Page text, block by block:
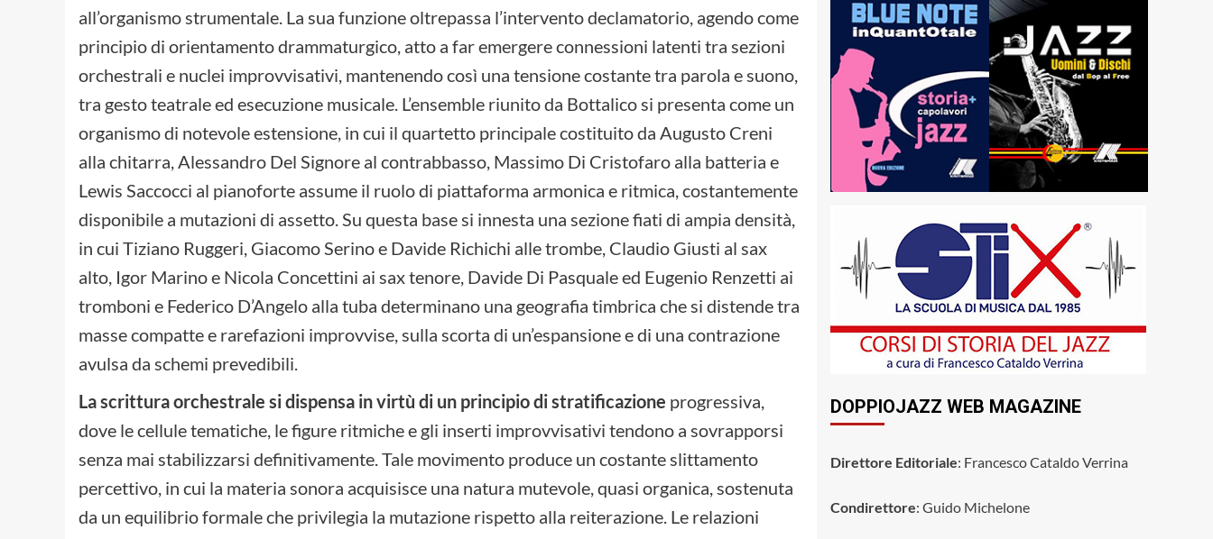
all’organismo strumentale. La sua funzione oltrepassa l’intervento declamatorio, agendo come
principio di orientamento drammaturgico, atto a far emergere connessioni latenti tra sezioni
orchestrali e nuclei improvvisativi, mantenendo così una tensione costante tra parola e suono,
tra gesto teatrale ed esecuzione musicale. L’ensemble riunito da Bottalico si presenta come un
organismo di notevole estensione, in cui il quartetto principale costituito da Augusto Creni
alla chitarra, Alessandro Del Signore al contrabbasso, Massimo Di Cristofaro alla batteria e
Lewis Saccocci al pianoforte assume il ruolo di piattaforma armonica e ritmica, costantemente
disponibile a mutazioni di assetto. Su questa base si innesta una sezione fiati di ampia densità,
in cui Tiziano Ruggeri, Giacomo Serino e Davide Richichi alle trombe, Claudio Giusti al sax
alto, Igor Marino e Nicola Concettini ai sax tenore, Davide Di Pasquale ed Eugenio Renzetti ai
tromboni e Federico D’Angelo alla tuba determinano una geografia timbrica che si distende tra
masse compatte e rarefazioni improvvise, sulla scorta di un’espansione e di una contrazione
avulsa da schemi prevedibili.
La scrittura orchestrale si dispensa in virtù di un principio di stratificazione progressiva,
dove le cellule tematiche, le figure ritmiche e gli inserti improvvisativi tendono a sovrapporsi
senza mai stabilizzarsi definitivamente. Tale movimento produce un costante slittamento
percettivo, in cui la materia sonora acquisisce una natura mutevole, quasi organica, sostenuta
da un equilibrio formale che privilegia la mutazione rispetto alla reiterazione. Le relazioni
DOPPIOJAZZ WEB MAGAZINE
Direttore Editoriale: Francesco Cataldo Verrina
Condirettore: Guido Michelone